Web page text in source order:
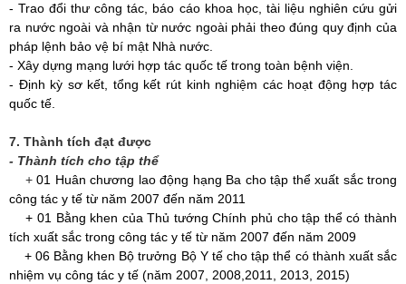
-Trao đổi thư công tác, báo cáo khoa học, tài liệu nghiên cứu gửi
ra nước ngoài và nhận từ nước ngoài phải theo đúng quy định của
pháp lệnh bảo vệ bí mật Nhà nước.
- Xây dựng mạng lưới hợp tác quốc tế trong toàn bệnh viện.
- Định kỳ sơ kết, tổng kết rút kinh nghiệm các hoạt động hợp tác
quốc tế.
7. Thành tích đạt được
- Thành tích cho tập thể
+01 Huân chương lao động hạng Ba cho tập thể xuất sắc trong
công tác y tế từ năm 2007 đến năm 2011
+ 01 Bằng khen của Thủ tướng Chính phủ cho tập thể có thành
tích xuất sắc trong công tác y tế từ năm 2007 đến năm 2009
+ 06 Bằng khen Bộ trưởng Bộ Y tế cho tập thể có thành xuất sắc
nhiệm vụ công tác y tế (năm 2007, 2008,2011, 2013, 2015)